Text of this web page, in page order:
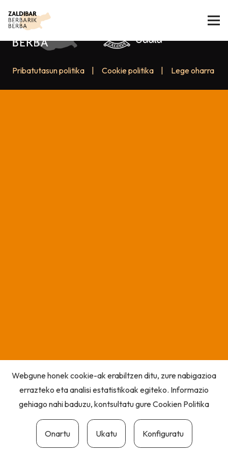
Pribatutasun politika Cookie politika Lege oharra
Webgune honek cookie-ak erabiltzen ditu, zure nabigazioa
errazteko eta analisi estatistikoak egiteko. Informazio
gehiago nahi baduzu, kontsultatu gureCookien Politika
Onartu Ukatu Konfiguratu